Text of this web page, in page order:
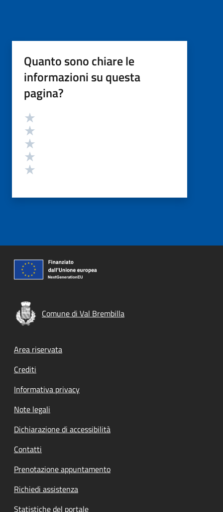
Quanto sono chiare le
informazioni su questa
pagina?
Valutazione
Comune di Val Brembilla
Footer menu
Area riservata
Crediti
Informativa privacy
Note legali
Dichiarazione di accessibilità
Contatti
Prenotazione appuntamento
Richiedi assistenza
Statistiche del portale